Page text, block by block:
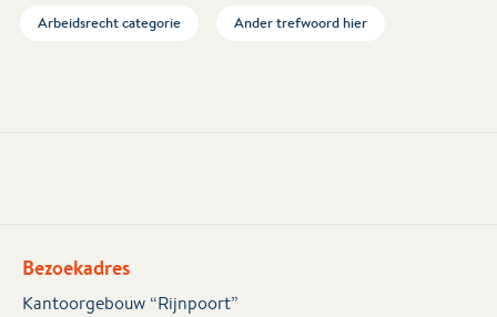
Arbeidsrecht categorie Ander trefwoord hier
Bezoekadres
Kantoorgebouw “Rijnpoort”